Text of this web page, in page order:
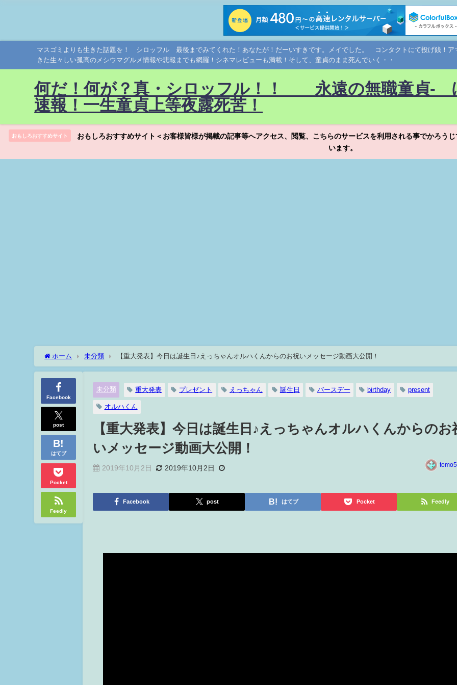
マスゴミよりも生きた話題を！ シロッフル 最後までみてくれた！あなたが！だーいすきです。メイでした。 コンタクトにて投げ銭！
きた生々しい孤高のメシウマグルメ情報や悲報までも網羅！シネマレビューも満載！そして、童貞のまま死んでいく・・
何だ！何が？真・シロッフル！！ 永遠の無職童貞-
速報！一生童貞上等夜露死苦！
おもしろおすすめサイト
おもしろおすすめサイト＜お客様皆様が掲載の記事等へアクセス、閲覧、こちらのサービスを利用される事でかろう
います。
ホーム 未分類 【重大発表】今日は誕生日♪えっちゃんオルハくんからのお祝いメッセージ動画大公開！
Facebook
post
はてブ
Pocket
Feedly
未分類 重大発表 プレゼント えっちゃん 誕生日 バースデー birthday present
オルハくん
【重大発表】今日は誕生日♪えっちゃんオルハくんからのお
いメッセージ動画大公開！
2019年10月2日 2019年10月2日
Facebook post はてブ Pocket Feedly